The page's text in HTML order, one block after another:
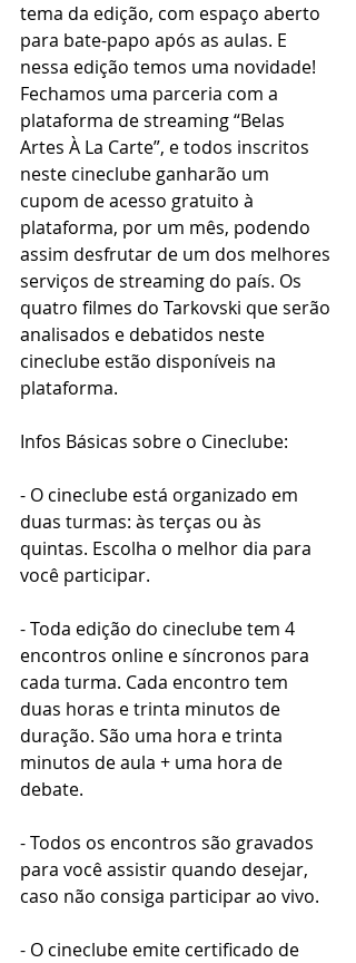
tema da edição, com espaço aberto
para bate-papo após as aulas. E
nessa edição temos uma novidade!
Fechamos uma parceria com a
plataforma de streaming “Belas
Artes À La Carte”, e todos inscritos
neste cineclube ganharão um
cupom de acesso gratuito à
plataforma, por um mês, podendo
assim desfrutar de um dos melhores
serviços de streaming do país. Os
quatro filmes do Tarkovski que serão
analisados e debatidos neste
cineclube estão disponíveis na
plataforma.
Infos Básicas sobre o Cineclube:
- O cineclube está organizado em
duas turmas: às terças ou às
quintas. Escolha o melhor dia para
você participar.
- Toda edição do cineclube tem 4
encontros online e síncronos para
cada turma. Cada encontro tem
duas horas e trinta minutos de
duração. São uma hora e trinta
minutos de aula + uma hora de
debate.
- Todos os encontros são gravados
para você assistir quando desejar,
caso não consiga participar ao vivo.
- O cineclube emite certificado de